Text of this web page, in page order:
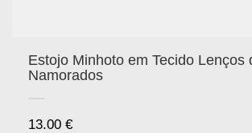
Estojo Minhoto em Tecido Lenços
Namorados
13.00 €